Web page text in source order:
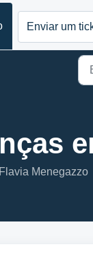
Enviar um
Menegazzo